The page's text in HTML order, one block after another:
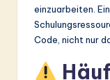
einzuarbeiten.
Code, nicht nur